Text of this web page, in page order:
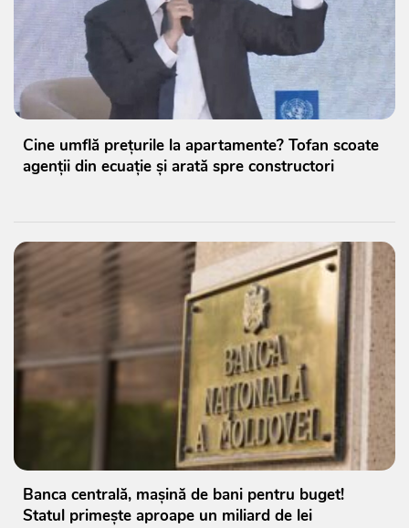
Cine umflă prețurile la apartamente? Tofan scoate
agenții din ecuație și arată spre constructori
Banca centrală, mașină de bani pentru buget!
Statul primește aproape un miliard de lei